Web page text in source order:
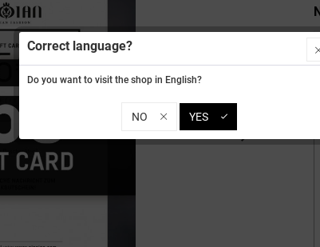
Correct language?
Do you want to visit the shop in English?
NO YES